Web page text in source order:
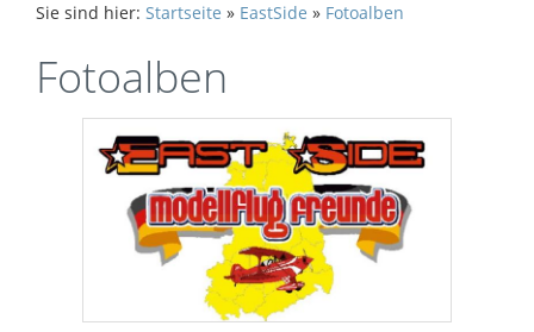
Sie sind hier: Startseite » EastSide » Fotoalben
Fotoalben